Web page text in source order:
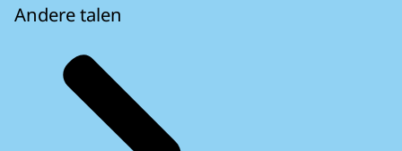
Andere talen